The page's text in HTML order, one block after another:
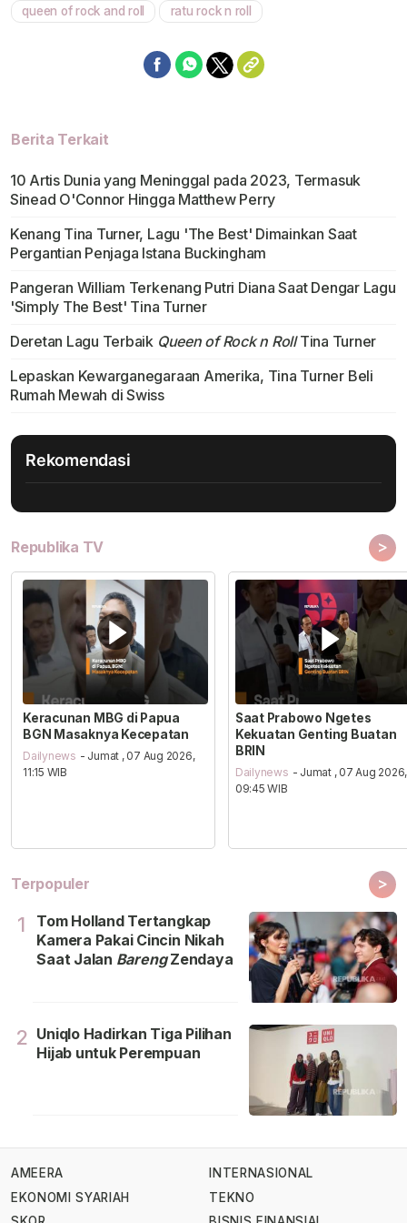
queen of rock and roll ratu rock n roll
Berita Terkait
10 Artis Dunia yang Meninggal pada 2023, Termasuk
Sinead O'Connor Hingga Matthew Perry
Kenang Tina Turner, Lagu 'The Best' Dimainkan Saat
Pergantian Penjaga Istana Buckingham
Pangeran William Terkenang Putri Diana Saat Dengar Lagu
'Simply The Best' Tina Turner
Deretan Lagu Terbaik Queen of Rock n RollTina Turner
Lepaskan Kewarganegaraan Amerika, Tina Turner Beli
Rumah Mewah di Swiss
Rekomendasi
Republika TV >
Keracunan MBG di Papua
BGN Masaknya Kecepatan
Dailynews - Jumat , 07 Aug 2026,
11:15 WIB
Saat Prabowo Ngetes
Kekuatan Genting Buatan
BRIN
Dailynews - Jumat , 07 Aug 2026,
09:45 WIB
Terpopuler >
1
Tom Holland Tertangkap
Kamera Pakai Cincin Nikah
Saat Jalan BarengZendaya
2 Uniqlo Hadirkan Tiga Pilihan
Hijab untuk Perempuan
AMEERA
EKONOMI SYARIAH
INTERNASIONAL
TEKNO